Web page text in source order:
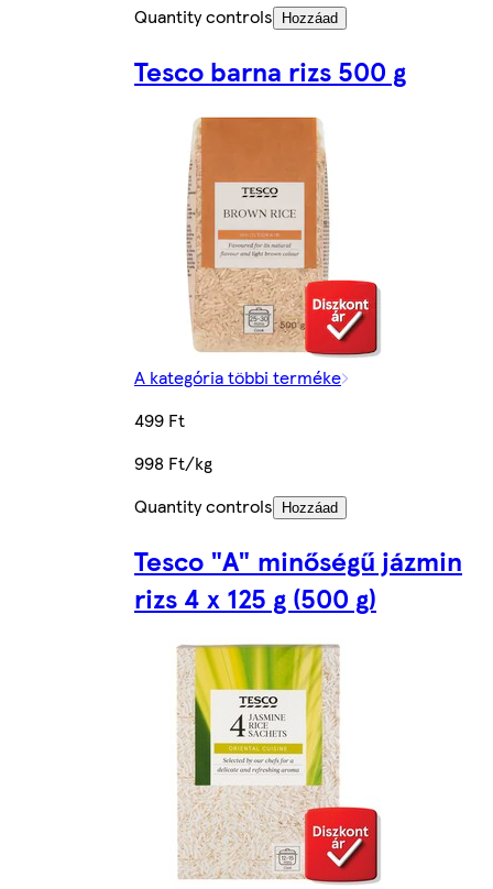
Quantity controls
Hozzáad
Tesco barna rizs 500 g
A kategória többi terméke
499 Ft
998 Ft/kg
Quantity controls
Hozzáad
Tesco "A" minőségű jázmin
rizs 4 x 125 g (500 g)